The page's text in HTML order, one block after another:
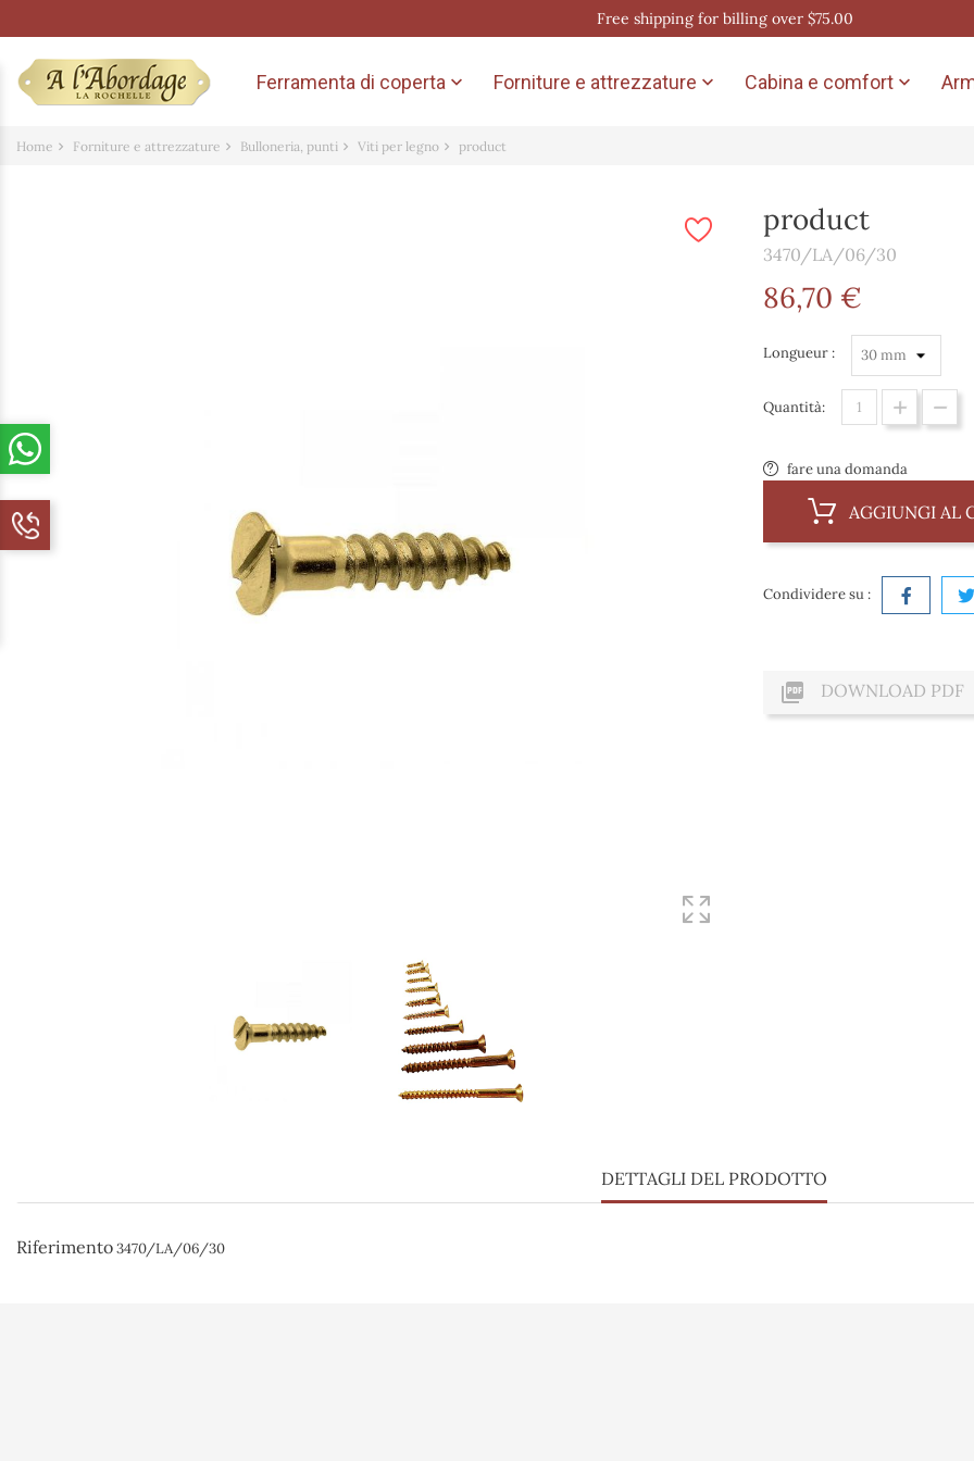
Free shipping for billing over $75.00
Ferramenta di coperta  Forniture e attrezzature  Cabina e comfort 
Home Forniture e attrezzature Bulloneria, punti Viti per legno product
product
3470/LA/06/30
86,70 €
Longueur :
Quantità:
fare una domanda
AGGIUNGI AL
Condividere su :
 DOWNLOAD PDF
DETTAGLI DEL PRODOTTO
Riferimento3470/LA/06/30